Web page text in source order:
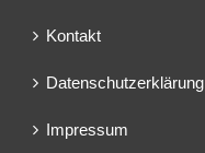
Kontakt
Datenschutzerklärung
Impressum